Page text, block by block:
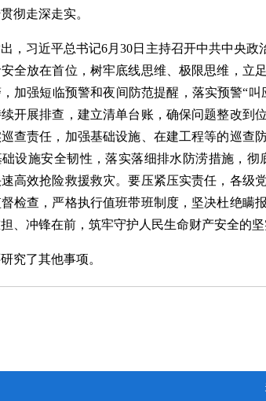
彻走深走实。
习近平总书记6月30日主持召开中共中央政
全放在首位，树牢底线思维、极限思维，立
加强短临预警和夜间防范提醒，落实预警“
开展排查，建立清单台账，确保问题整改到
查责任，加强基础设施、在建工程等的巡查
设施安全韧性，落实落细排水防涝措施，
高效抢险救援救灾。要压紧压实责任，各级
检查，严格执行值班带班制度，坚决杜绝瞒
、冲锋在前，筑牢守护人民生命财产安全的坚
了其他事项。